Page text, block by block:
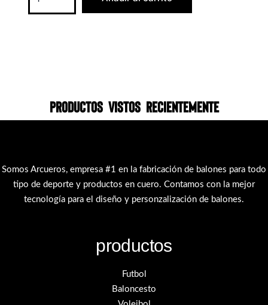
Productos vistos recientemente
Somos Arcueros, empresa #1 en la fabricación de balones para todo
tipo de deporte y productos en cuero. Contamos con la mejor
tecnología para el diseño y personzalización de balones.
productos
Futbol
Baloncesto